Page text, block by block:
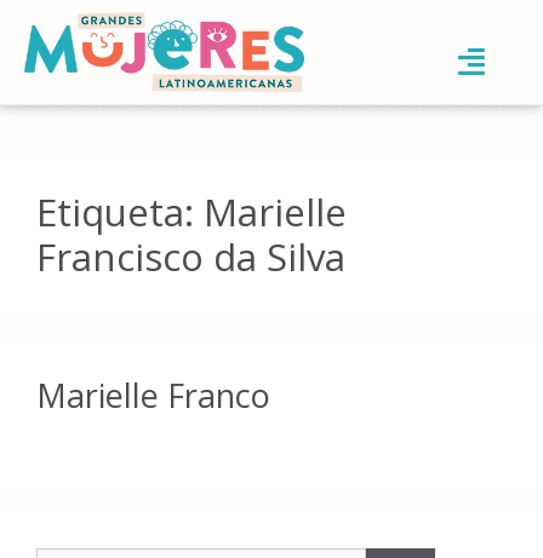
Etiqueta: Marielle
Francisco da Silva
Marielle Franco